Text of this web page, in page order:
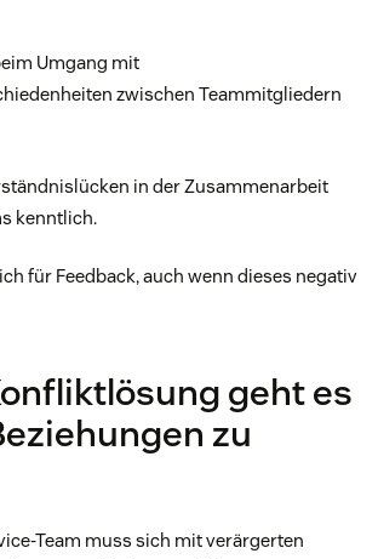
Umgang mit
zwischen Teammitgliedern
in der Zusammenarbeit
kenntlich.
für Feedback, auch wenn dieses negativ
geht es
zu
Team muss sich mit verärgerten